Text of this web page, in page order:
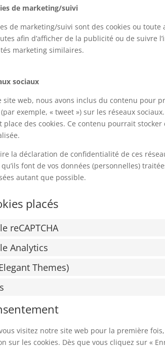
de marketing/suivi
de marketing/suivi sont des cookies ou
afin d’afficher de la publicité ou de suivre
marketing similaires.
sociaux
site web, nous avons inclus du contenu pour
exemple, « tweet ») sur les réseaux
place des cookies. Ce contenu pourrait
la déclaration de confidentialité de ces
font de vos données (personnelles)
autant que possible.
placés
reCAPTCHA
Analytics
Themes)
visitez notre site web pour la première
sur les cookies. Dès que vous cliquez sur «